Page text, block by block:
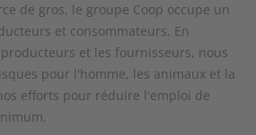
de gros, le groupe Coop occupe un
et consommateurs. En
et les fournisseurs, nous
pour l'homme, les animaux et la
efforts pour réduire l'emploi de